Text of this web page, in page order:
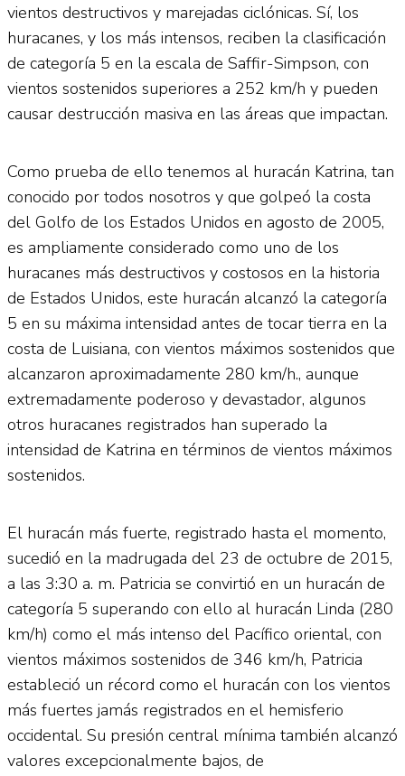
vientos destructivos y marejadas ciclónicas. Sí, los
huracanes, y los más intensos, reciben la clasificación
de categoría 5 en la escala de Saffir-Simpson, con
vientos sostenidos superiores a 252 km/h y pueden
causar destrucción masiva en las áreas que impactan.
Como prueba de ello tenemos al huracán Katrina, tan
conocido por todos nosotros y que golpeó la costa
del Golfo de los Estados Unidos en agosto de 2005,
es ampliamente considerado como uno de los
huracanes más destructivos y costosos en la historia
de Estados Unidos, este huracán alcanzó la categoría
5 en su máxima intensidad antes de tocar tierra en la
costa de Luisiana, con vientos máximos sostenidos que
alcanzaron aproximadamente 280 km/h., aunque
extremadamente poderoso y devastador, algunos
otros huracanes registrados han superado la
intensidad de Katrina en términos de vientos máximos
sostenidos.
El huracán más fuerte, registrado hasta el momento,
sucedió en la madrugada del 23 de octubre de 2015,
a las 3:30 a. m. Patricia se convirtió en un huracán de
categoría 5 superando con ello al huracán Linda (280
km/h) como el más intenso del Pacífico oriental, con
vientos máximos sostenidos de 346 km/h, Patricia
estableció un récord como el huracán con los vientos
más fuertes jamás registrados en el hemisferio
occidental. Su presión central mínima también alcanzó
valores excepcionalmente bajos, de